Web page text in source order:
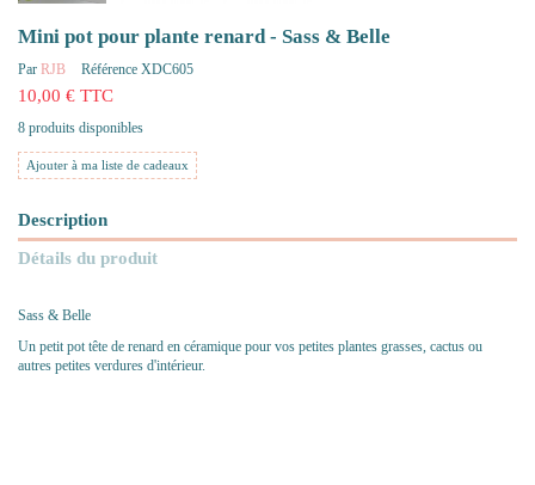
Mini pot pour plante renard - Sass & Belle
Par RJB Référence XDC605
10,00 € TTC
8 produits disponibles
Ajouter à ma liste de cadeaux
Description
Détails du produit
Sass & Belle
Un petit pot tête de renard en céramique pour vos petites plantes grasses, cactus ou
autres petites verdures d'intérieur.